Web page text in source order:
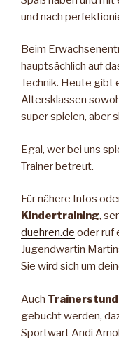
und nach
Beim
hauptsächlich auf
Technik. Heute gibt
Altersklassen
super spielen, aber
Egal, wer bei uns
Trainer betreut.
Für nähere Infos
Kindertraining,
duehren.de oder ruf
Jugendwartin
Sie wird sich um
Auch
gebucht werden,
Sportwart Andi